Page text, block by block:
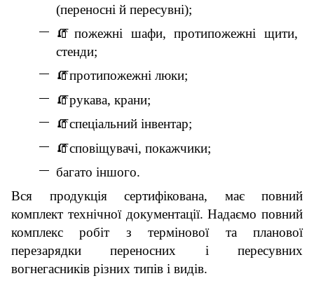
(переносні й пересувні);
🧯 пожежні шафи, протипожежні щити,
стенди;
🧯протипожежні люки;
🧯рукава, крани;
🧯спеціальний інвентар;
🧯сповіщувачі, покажчики;
багато іншого.
Вся продукція сертифікована, має повний
комплект технічної документації. Надаємо повний
комплекс робіт з термінової та планової
перезарядки переносних і пересувних
вогнегасників різних типів і видів.